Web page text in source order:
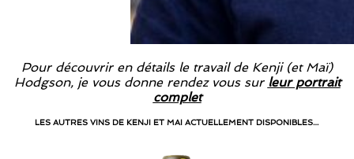
Pour découvrir en détails le travail de Kenji (et Maï)
Hodgson, je vous donne rendez vous sur leur portrait
complet
LES AUTRES VINS DE KENJI ET MAI ACTUELLEMENT DISPONIBLES…